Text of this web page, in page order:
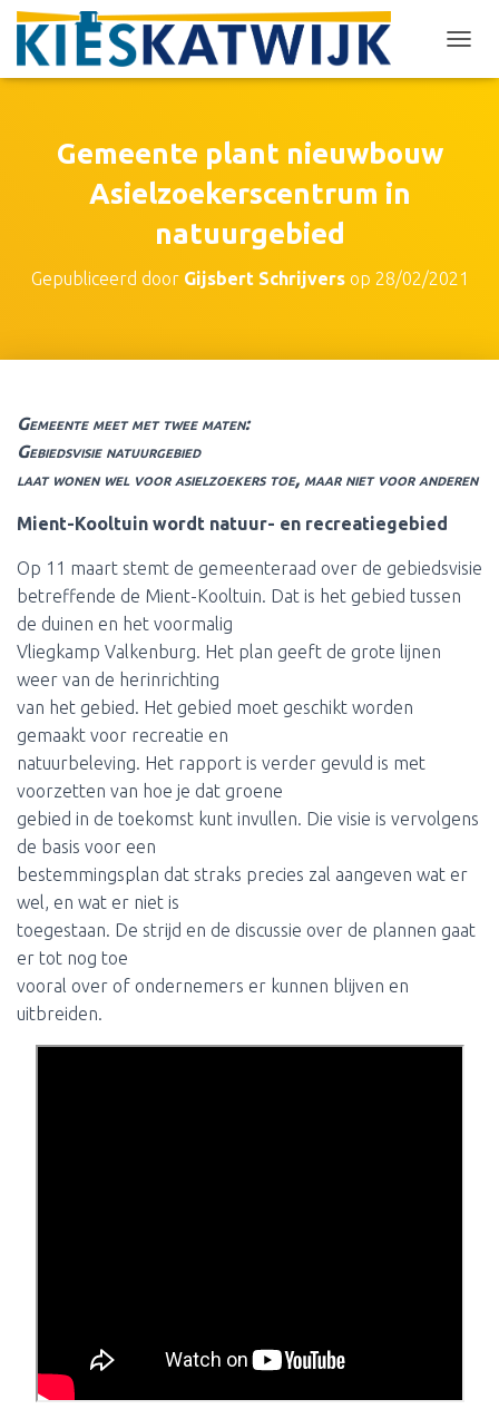
O
A
Gemeente plant nieuwbouw
Asielzoekerscentrum in
natuurgebied
Gepubliceerd door Gijsbert Schrijversop 28/02/2021
Gemeente meet met twee maten:
Gebiedsvisie natuurgebied
laat wonen wel voor asielzoekers toe, maar niet voor anderen
Mient-Kooltuin wordt natuur- en recreatiegebied
Op 11 maart stemt de gemeenteraad over de gebiedsvisie
betreffende de Mient-Kooltuin. Dat is het gebied tussen
de duinen en het voormalig
Vliegkamp Valkenburg. Het plan geeft de grote lijnen
weer van de herinrichting
van het gebied. Het gebied moet geschikt worden
gemaakt voor recreatie en
natuurbeleving. Het rapport is verder gevuld is met
voorzetten van hoe je dat groene
gebied in de toekomst kunt invullen. Die visie is vervolgens
de basis voor een
bestemmingsplan dat straks precies zal aangeven wat er
wel, en wat er niet is
toegestaan. De strijd en de discussie over de plannen gaat
er tot nog toe
vooral over of ondernemers er kunnen blijven en
uitbreiden.